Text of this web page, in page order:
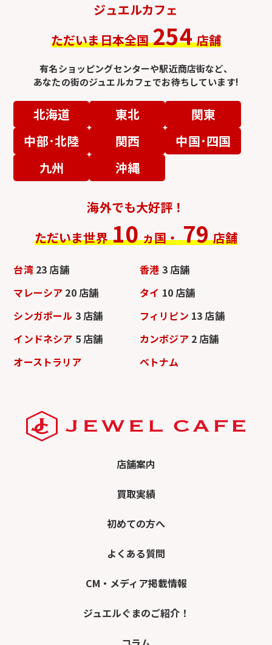
ジュエルカフェ
ただいま日本全国 254 店舗
有名ショッピングセンターや駅近商店街など、
あなたの街のジュエルカフェでお待ちしています!
北海道 東北
関東
中部･北陸
関西
中国･四国
九州
沖縄
海外でも大好評！
ただいま世界 10 ヵ国・ 79 店舗
台湾 23 店舗 香港 3 店舗
マレーシア 20 店舗 タイ 10 店舗
シンガポール 3 店舗 フィリピン 13 店舗
インドネシア 5 店舗 カンボジア 2 店舗
オーストラリア
ベトナム
店舗案内
買取実績
初めての方へ
よくある質問
CM・メディア掲載情報
ジュエルぐまのご紹介！